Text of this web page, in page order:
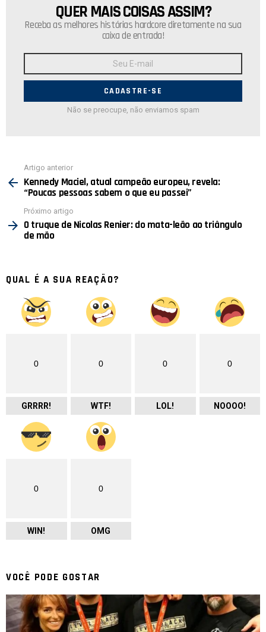
NEWSLETTER
QUER MAIS COISAS ASSIM?
Receba as melhores histórias hardcore diretamente na sua
caixa de entrada!
E-
Não se preocupe, não enviamos spam
mais
Artigo anterior
Kennedy Maciel, atual campeão europeu, revela:
“Poucas pessoas sabem o que eu passei”
Próximo artigo
O truque de Nicolas Renier: do mata-leão ao triângulo
de mão
QUAL É A SUA REAÇÃO?
0
GRRRR!
0
WTF!
0
LOL!
0
NOOOO!
0
WIN!
0
OMG
VOCÊ PODE GOSTAR